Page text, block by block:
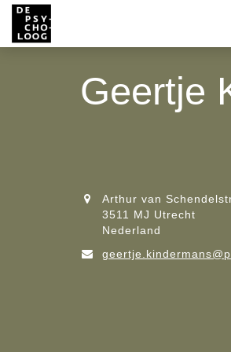
Geertje
Arthur van
3511 MJ Utrecht
Nederland